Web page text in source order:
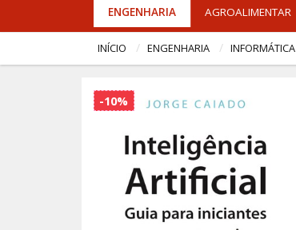
ENGENHARIA AGROALIMENTAR
INÍCIO ENGENHARIA INFORMÁTICA
-10%